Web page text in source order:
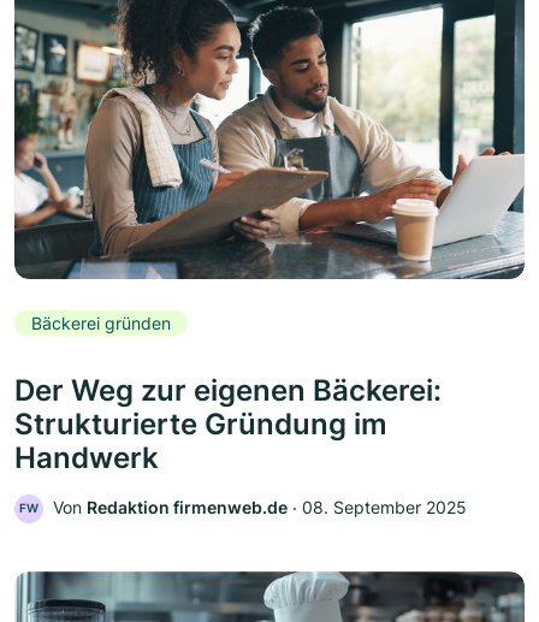
Bäckerei gründen
Der Weg zur eigenen Bäckerei:
Strukturierte Gründung im
Handwerk
FW Von Redaktion firmenweb.de ‧ 08. September 2025